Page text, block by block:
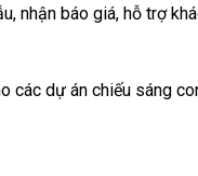
nhận báo giá, hỗ trợ
các dự án chiếu sáng